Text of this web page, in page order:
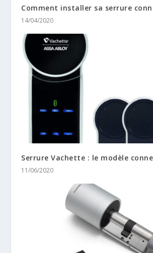
Comment installer sa serrure
14/04/2020
Serrure Vachette : le modèle
11/06/2020